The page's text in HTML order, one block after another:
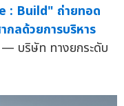
: Build" ถ่ายทอด
กลด้วยการบริหาร
— บริษัท ทางยกระดับ